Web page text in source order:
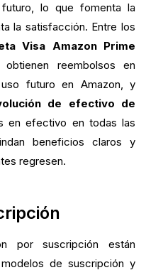
lo que fomenta la
la satisfacción. Entre los
Visa Amazon Prime
reembolsos en
futuro en Amazon, y
de efectivo de
en efectivo en todas las
beneficios claros y
regresen.
por suscripción están
de suscripción y